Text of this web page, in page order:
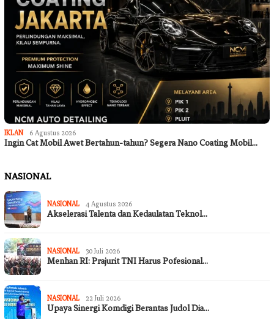
IKLAN 6 Agustus 2026
Ingin Cat Mobil Awet Bertahun-tahun? Segera Nano Coating Mobil…
NASIONAL
NASIONAL 4 Agustus 2026
Akselerasi Talenta dan Kedaulatan Teknol…
NASIONAL 30 Juli 2026
Menhan RI: Prajurit TNI Harus Pofesional…
NASIONAL 22 Juli 2026
Upaya Sinergi Komdigi Berantas Judol Dia…